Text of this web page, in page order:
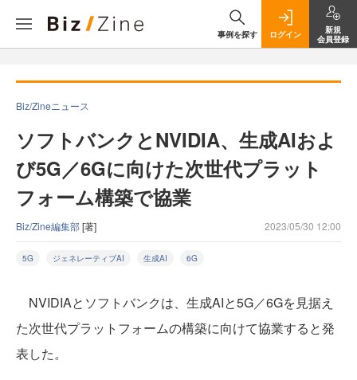
事例を探す ログイン
新規
会員登録
Biz/Zineニュース
ソフトバンクとNVIDIA、生成AIおよ
び5G／6Gに向けた次世代プラット
フォーム構築で協業
Biz/Zine編集部[著] 2023/05/30 12:00
5G ジェネレーティブAI 生成AI 6G
NVIDIAとソフトバンクは、生成AIと5G／6Gを見据え
た次世代プラットフォームの構築に向けて協業すると発
表した。